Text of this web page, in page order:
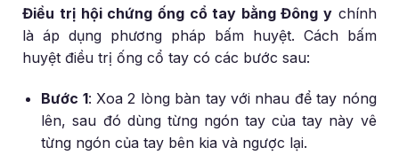
Điều trị hội chứng ống cổ tay bằng Đông ychính
là áp dụng phương pháp bấm huyệt. Cách bấm
huyệt điều trị ống cổ tay có các bước sau:
Bước 1: Xoa 2 lòng bàn tay với nhau để tay nóng
lên, sau đó dùng từng ngón tay của tay này vê
từng ngón của tay bên kia và ngược lại.